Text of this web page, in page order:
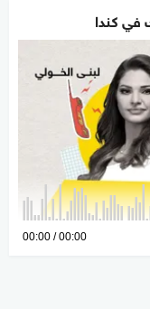
في كندا
0
00:00 00:00